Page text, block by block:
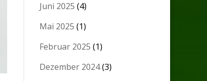
Juni 2025 (4)
Mai 2025 (1)
Februar 2025 (1)
Dezember 2024(3)